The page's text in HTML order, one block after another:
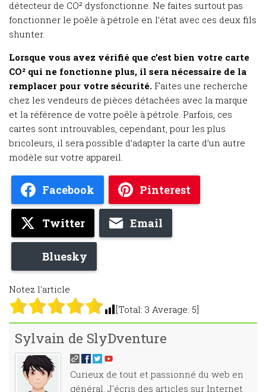
détecteur de CO² dysfonctionne. Ne faites surtout pas
fonctionner le poêle à pétrole en l’état avec ces deux fils
shunter.
Lorsque vous avez vérifié que c’est bien votre carte
CO² qui ne fonctionne plus, il sera nécessaire de la
remplacer pour votre sécurité. Faites une recherche
chez les vendeurs de pièces détachées avec la marque
et la référence de votre poêle à pétrole. Parfois, ces
cartes sont introuvables, cependant, pour les plus
bricoleurs, il sera possible d’adapter la carte d’un autre
modèle sur votre appareil.
Facebook Pinterest
Twitter Email
Bluesky
Notez l'article
[Total: 3 Average: 5]
Sylvain de SlyDventure
Curieux de tout et passionné du web en
général. J'écris des articles sur Internet